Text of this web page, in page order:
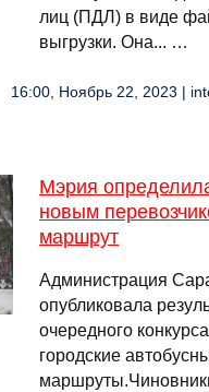
лиц (ПДЛ) в виде
выгрузки. Она... …
16:00, Ноябрь 22, 2023 |
Мэрия
новым
маршрут
Администрация
опубликовала
очередного
городские